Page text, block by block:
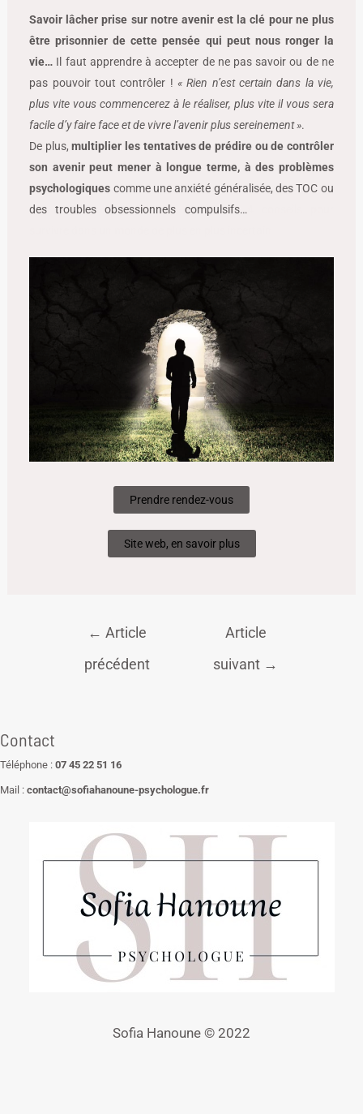
Savoir lâcher prise sur notre avenir est la clé pour ne plus
être prisonnier de cette pensée qui peut nous ronger la
vie… Il faut apprendre à accepter de ne pas savoir ou de ne
pas pouvoir tout contrôler ! « Rien n’est certain dans la vie,
plus vite vous commencerez à le réaliser, plus vite il vous sera
facile d’y faire face et de vivre l’avenir plus sereinement ».
De plus,multiplier les tentatives de prédire ou de contrôler
son avenir peut mener à longue terme, à des problèmes
psychologiques comme une anxiété généralisée, des TOC ou
des troubles obsessionnels compulsifs…4 conseils pour
Prendre rendez-vous
Site web, en savoir plus
← Article
précédent
Article
suivant →
Contact
Téléphone : 07 45 22 51 16
Mail : contact@sofiahanoune-psychologue.fr
Sofia Hanoune © 2022